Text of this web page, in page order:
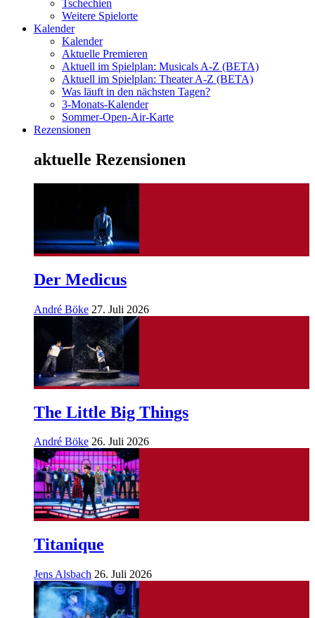
Tschechien
Weitere Spielorte
Kalender
Kalender
Aktuelle Premieren
Aktuell im Spielplan: Musicals A-Z (BETA)
Aktuell im Spielplan: Theater A-Z (BETA)
Was läuft in den nächsten Tagen?
3-Monats-Kalender
Sommer-Open-Air-Karte
Rezensionen
aktuelle Rezensionen
Der Medicus
André Böke 27. Juli 2026
The Little Big Things
André Böke 26. Juli 2026
Titanique
Jens Alsbach 26. Juli 2026